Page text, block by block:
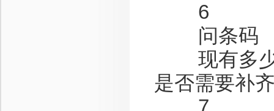
6
问条码
现有多少
是否需要补
7